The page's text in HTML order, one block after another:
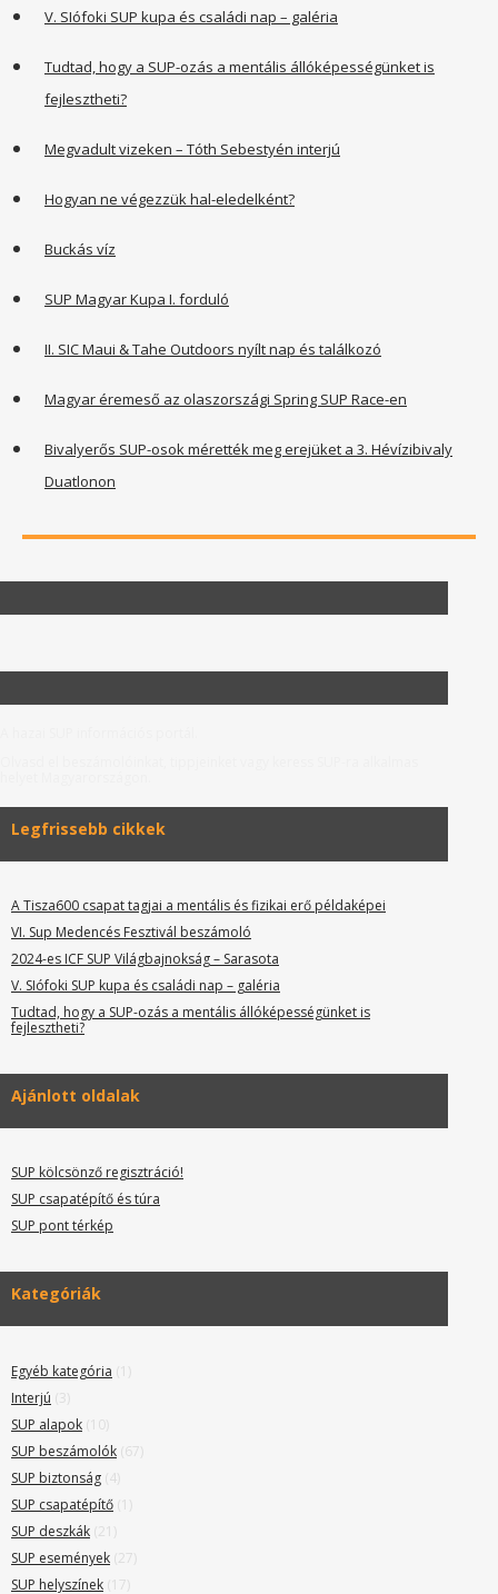
V. SIófoki SUP kupa és családi nap – galéria
Tudtad, hogy a SUP-ozás a mentális állóképességünket is
fejlesztheti?
Megvadult vizeken – Tóth Sebestyén interjú
Hogyan ne végezzük hal-eledelként?
Buckás víz
SUP Magyar Kupa I. forduló
II. SIC Maui & Tahe Outdoors nyílt nap és találkozó
Magyar éremeső az olaszországi Spring SUP Race-en
Bivalyerős SUP-osok mérették meg erejüket a 3. Hévízibivaly
Duatlonon
Legfrissebb cikkek
A Tisza600 csapat tagjai a mentális és fizikai erő példaképei
VI. Sup Medencés Fesztivál beszámoló
2024-es ICF SUP Világbajnokság – Sarasota
V. SIófoki SUP kupa és családi nap – galéria
Tudtad, hogy a SUP-ozás a mentális állóképességünket is
fejlesztheti?
Ajánlott oldalak
SUP kölcsönző regisztráció!
SUP csapatépítő és túra
SUP pont térkép
Kategóriák
Egyéb kategória (1)
Interjú (3)
SUP alapok (10)
SUP beszámolók (67)
SUP biztonság (4)
SUP csapatépítő (1)
SUP deszkák (21)
SUP események (27)
SUP helyszínek (17)